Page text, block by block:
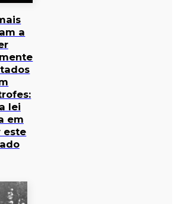
a
lei
em
este